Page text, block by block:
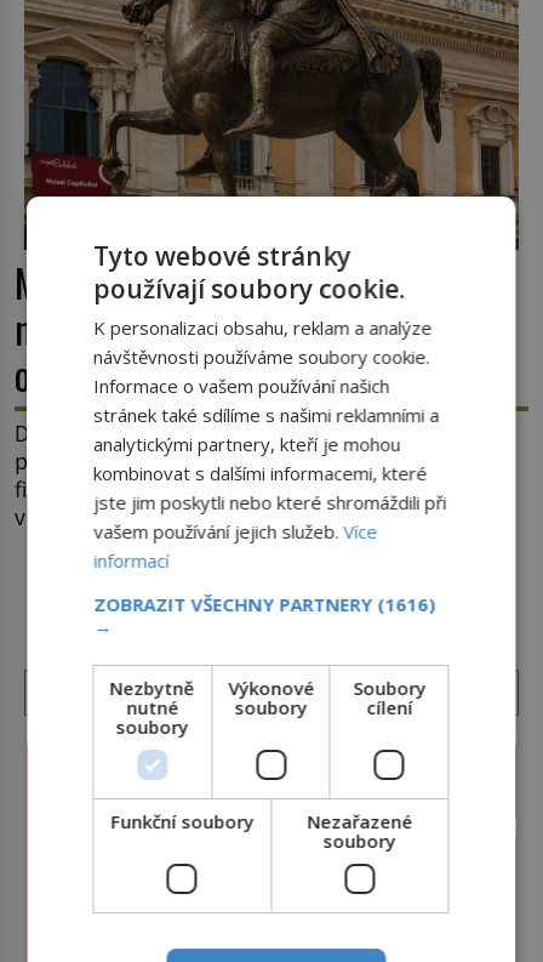
Marcus Aurelius: Filozof na trůně,
nebo unavený vládce závislý na
opiu?
Dějiny si římského císaře Marca Aurelia (121–180)
pamatují jako moudrého vládce s vášní pro
filozofii, byť musíme tuto moudrost vnímat
v kontextu jeho postavení i doby, ve které žil.
Máme však nyní rozbít tuto obecně přijímanou
pravdu na padrť a prohlásit, že to byl jen životem
unavený a drogou ovládaný muž? Marcus Aurelius
byl zastáncem stoicismu, učení, […]
DALŠÍ ČLÁNKY Z RUBRIKY ›
Tyto webové stránky
používají soubory cookie.
K personalizaci obsahu, reklam a analýze
návštěvnosti používáme soubory cookie.
Informace o vašem používání našich
stránek také sdílíme s našimi reklamními a
analytickými partnery, kteří je mohou
kombinovat s dalšími informacemi, které
jste jim poskytli nebo které shromáždili při
vašem používání jejich služeb.Více
informací
ZOBRAZIT VŠECHNY PARTNERY (1616)
→
Nezbytně
nutné
soubory
Výkonové
soubory
Soubory
cílení
Funkční soubory
Nezařazené
soubory